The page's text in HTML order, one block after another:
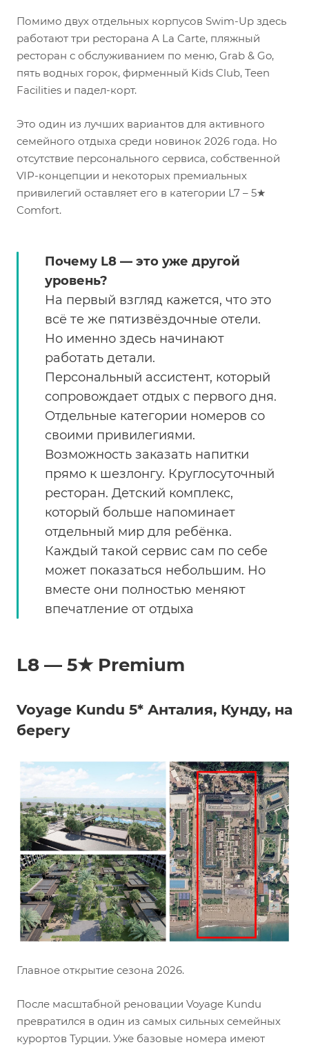
Помимо двух отдельных корпусов Swim-Up здесь
работают три ресторана A La Carte, пляжный
ресторан с обслуживанием по меню, Grab & Go,
пять водных горок, фирменный Kids Club, Teen
Facilities и падел-корт.
Это один из лучших вариантов для активного
семейного отдыха среди новинок 2026 года. Но
отсутствие персонального сервиса, собственной
VIP-концепции и некоторых премиальных
привилегий оставляет его в категории L7 – 5★
Comfort.
Почему L8 — это уже другой
уровень?
На первый взгляд кажется, что это
всё те же пятизвёздочные отели.
Но именно здесь начинают
работать детали.
Персональный ассистент, который
сопровождает отдых с первого дня.
Отдельные категории номеров со
своими привилегиями.
Возможность заказать напитки
прямо к шезлонгу. Круглосуточный
ресторан. Детский комплекс,
который больше напоминает
отдельный мир для ребёнка.
Каждый такой сервис сам по себе
может показаться небольшим. Но
вместе они полностью меняют
впечатление от отдыха
L8 — 5★ Premium
Voyage Kundu 5* Анталия, Кунду, на
берегу
Главное открытие сезона 2026.
После масштабной реновации Voyage Kundu
превратился в один из самых сильных семейных
курортов Турции. Уже базовые номера имеют